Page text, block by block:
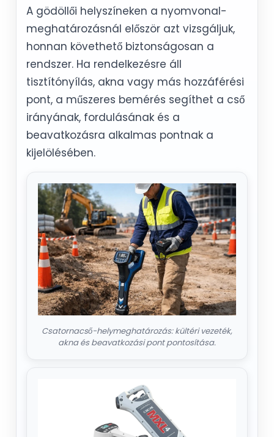
A gödöllői helyszíneken a nyomvonal-
meghatározásnál először azt vizsgáljuk,
honnan követhető biztonságosan a
rendszer. Ha rendelkezésre áll
tisztítónyílás, akna vagy más hozzáférési
pont, a műszeres bemérés segíthet a cső
irányának, fordulásának és a
beavatkozásra alkalmas pontnak a
kijelölésében.
Csatornacső-helymeghatározás: kültéri vezeték,
akna és beavatkozási pont pontosítása.